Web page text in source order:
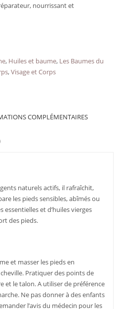
nourrissant et
, Huiles et baume, Les Baumes du
,Visage et Corps
COMPLÉMENTAIRES
naturels actifs, il rafraîchit,
les pieds sensibles, abîmés ou
essentielles et d’huiles vierges
des pieds.
et masser les pieds en
Pratiquer des points de
et le talon. A utiliser de préférence
Ne pas donner à des enfants
l’avis du médecin pour les